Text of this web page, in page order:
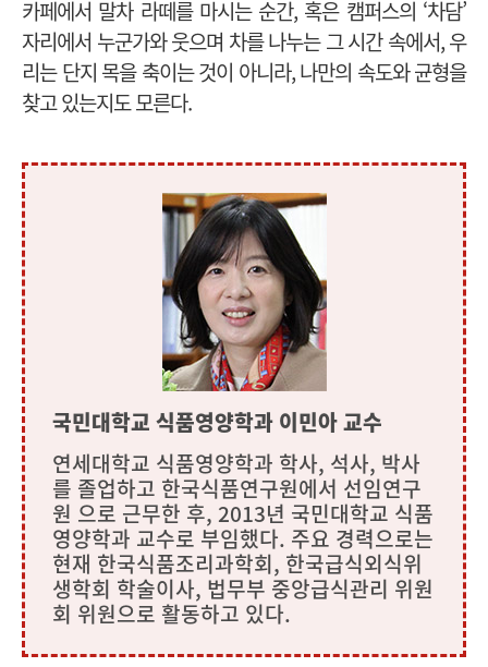
카페에서 말차 라떼를 마시는 순간, 혹은 캠퍼스의 ‘차담’
자리에서 누군가와 웃으며 차를 나누는 그 시간 속에서, 우
리는 단지 목을 축이는 것이 아니라, 나만의 속도와 균형을
찾고 있는지도 모른다.
국민대학교 식품영양학과 이민아 교수
연세대학교 식품영양학과 학사, 석사, 박사
를 졸업하고 한국식품연구원에서 선임연구
원 으로 근무한 후, 2013년 국민대학교 식품
영양학과 교수로 부임했다. 주요 경력으로는
현재 한국식품조리과학회, 한국급식외식위
생학회 학술이사, 법무부 중앙급식관리 위원
회 위원으로 활동하고 있다.